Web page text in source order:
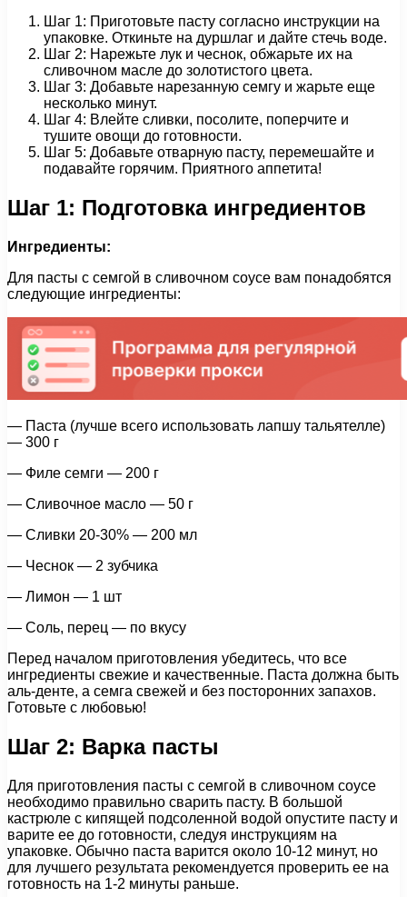
Шаг 1: Приготовьте пасту согласно инструкции на
упаковке. Откиньте на дуршлаг и дайте стечь воде.
Шаг 2: Нарежьте лук и чеснок, обжарьте их на
сливочном масле до золотистого цвета.
Шаг 3: Добавьте нарезанную семгу и жарьте еще
несколько минут.
Шаг 4: Влейте сливки, посолите, поперчите и
тушите овощи до готовности.
Шаг 5: Добавьте отварную пасту, перемешайте и
подавайте горячим. Приятного аппетита!
Шаг 1: Подготовка ингредиентов
Ингредиенты:
Для пасты с семгой в сливочном соусе вам понадобятся
следующие ингредиенты:
— Паста (лучше всего использовать лапшу тальятелле)
— 300 г
— Филе семги — 200 г
— Сливочное масло — 50 г
— Сливки 20-30% — 200 мл
— Чеснок — 2 зубчика
— Лимон — 1 шт
— Соль, перец — по вкусу
Перед началом приготовления убедитесь, что все
ингредиенты свежие и качественные. Паста должна быть
аль-денте, а семга свежей и без посторонних запахов.
Готовьте с любовью!
Шаг 2: Варка пасты
Для приготовления пасты с семгой в сливочном соусе
необходимо правильно сварить пасту. В большой
кастрюле с кипящей подсоленной водой опустите пасту и
варите ее до готовности, следуя инструкциям на
упаковке. Обычно паста варится около 10-12 минут, но
для лучшего результата рекомендуется проверить ее на
готовность на 1-2 минуты раньше.